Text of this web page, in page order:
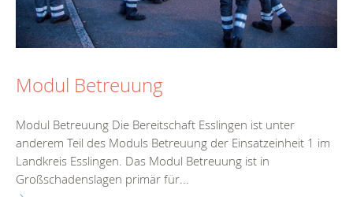
Modul Betreuung
Modul Betreuung Die Bereitschaft Esslingen ist unter
anderem Teil des Moduls Betreuung der Einsatzeinheit 1 im
Landkreis Esslingen. Das Modul Betreuung ist in
Großschadenslagen primär für...